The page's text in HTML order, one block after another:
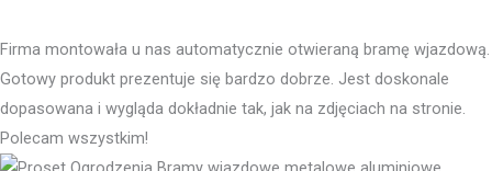
Firma montowała u nas automatycznie otwieraną bramę wjazdową.
Gotowy produkt prezentuje się bardzo dobrze. Jest doskonale
dopasowana i wygląda dokładnie tak, jak na zdjęciach na stronie.
Polecam wszystkim!